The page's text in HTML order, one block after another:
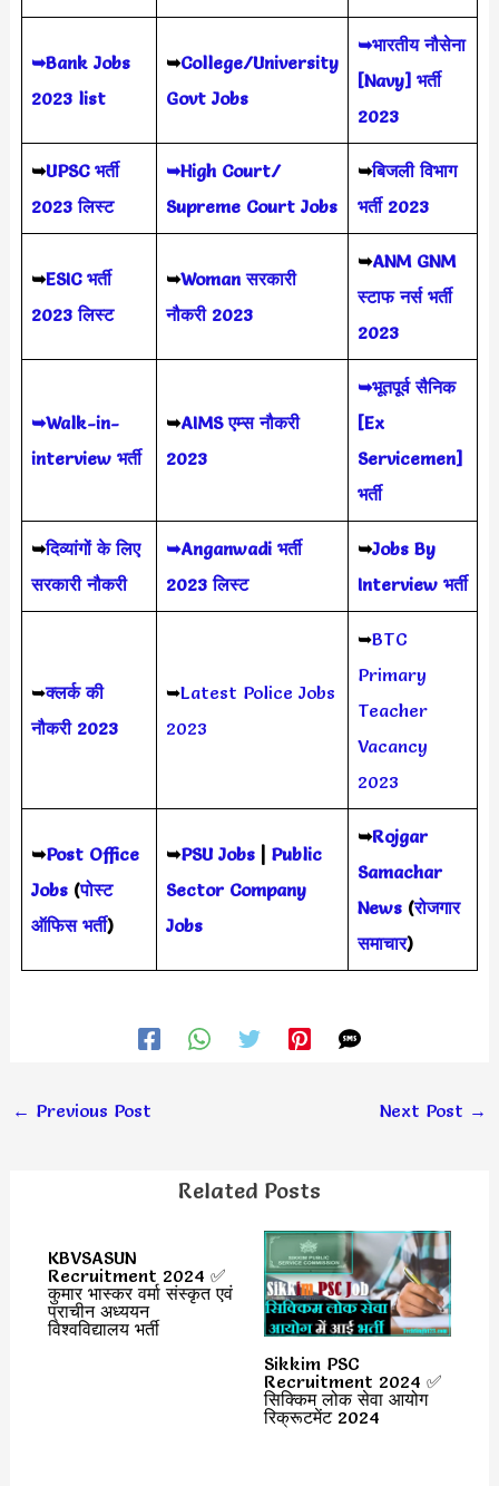
➥Bank Jobs
2023 list
➥College/University
Govt Jobs
➥भारतीय नौसेना
[Navy] भर्ती
2023
➥UPSC भर्ती
2023 लिस्ट
➥High Court/
Supreme Court Jobs
➥बिजली विभाग
भर्ती 2023
➥ESIC भर्ती
2023 लिस्ट
➥Woman सरकारी
नौकरी 2023
➥ANM GNM
स्टाफ नर्स भर्ती
2023
➥Walk-in-
interview भर्ती
➥AIMS एम्स नौकरी
2023
➥भूतपूर्व सैनिक
[Ex
Servicemen]
भर्ती
➥दिव्यांगों के लिए
सरकारी नौकरी
➥Anganwadi भर्ती
2023 लिस्ट
➥Jobs By
Interview भर्ती
➥क्लर्क की
नौकरी 2023
➥Latest Police Jobs
2023
➥BTC
Primary
Teacher
Vacancy
2023
➥Post Office
Jobs(पोस्ट
ऑफिस भर्ती)
➥PSU Jobs| Public
Sector Company
Jobs
➥Rojgar
Samachar
News(रोजगार
समाचार)
← Previous Post Next Post →
Related Posts
KBVSASUN
Recruitment 2024 ✅
कुमार भास्कर वर्मा संस्कृत एवं
प्राचीन अध्ययन
विश्वविद्यालय भर्ती
Sikkim PSC
Recruitment 2024 ✅
सिक्किम लोक सेवा आयोग
रिक्रूटमेंट 2024